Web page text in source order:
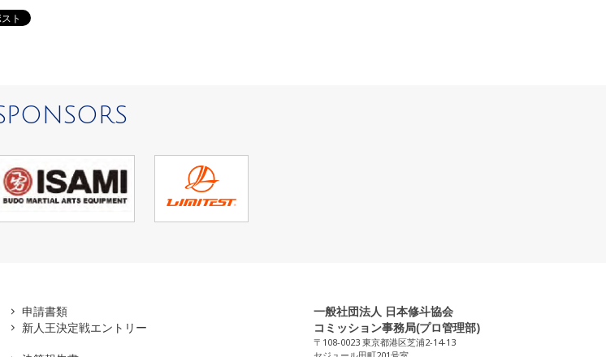
申請書類
新人王決定戦エントリー
一般社団法人 日本修斗協会
コミッション事務局(プロ管理部)
〒108-0023 東京都港区芝浦2-14-13